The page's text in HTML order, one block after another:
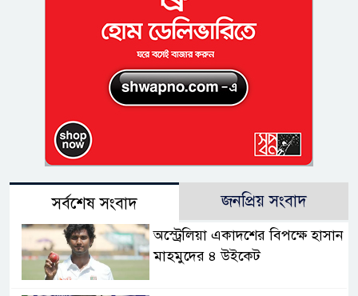
সর্বশেষ সংবাদ জনপ্রিয় সংবাদ
অস্ট্রেলিয়া একাদশের বিপক্ষে হাসান
মাহমুদের ৪ উইকেট